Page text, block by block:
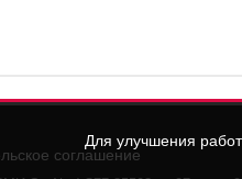
соглашение
Для улучшения